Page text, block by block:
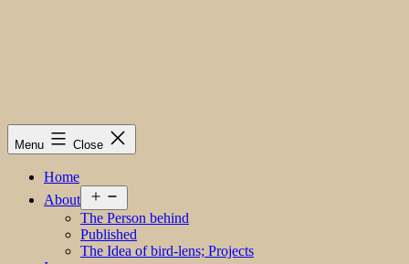
Menu Close
Home
About
menu
The Person behind
Published
The Idea of bird-lens; Projects